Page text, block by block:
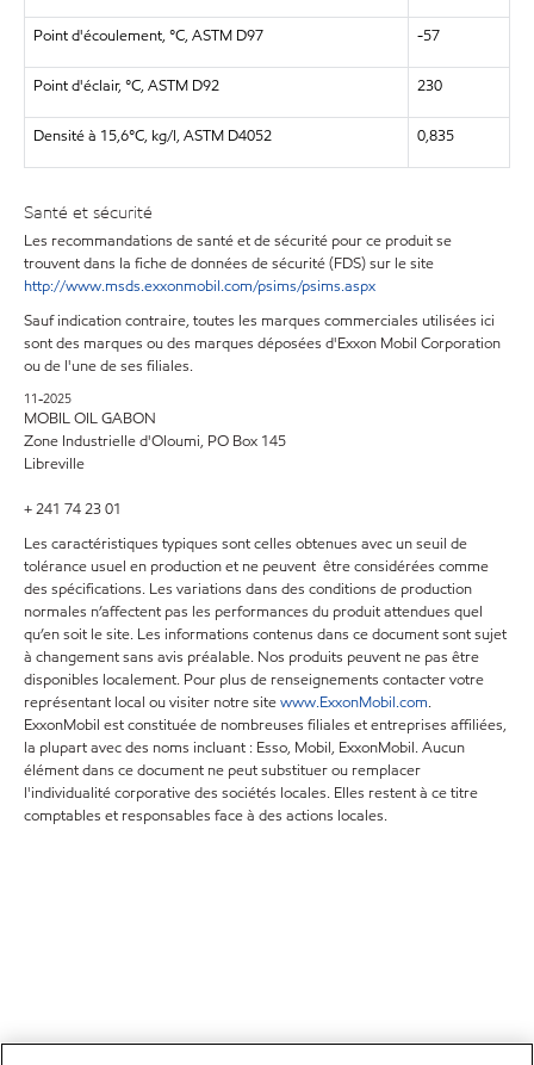
Point d'écoulement, °C, ASTM D97 -57
Point d'éclair, °C, ASTM D92 230
Densité à 15,6°C, kg/l, ASTM D4052 0,835
Santé et sécurité
Les recommandations de santé et de sécurité pour ce produit se
trouvent dans la fiche de données de sécurité (FDS) sur le site
http://www.msds.exxonmobil.com/psims/psims.aspx
Sauf indication contraire, toutes les marques commerciales utilisées ici
sont des marques ou des marques déposées d'Exxon Mobil Corporation
ou de l'une de ses filiales.
11-2025
MOBIL OIL GABON
Zone Industrielle d'Oloumi, PO Box 145
Libreville
+ 241 74 23 01
Les caractéristiques typiques sont celles obtenues avec un seuil de
tolérance usuel en production et ne peuvent être considérées comme
des spécifications. Les variations dans des conditions de production
normales n’affectent pas les performances du produit attendues quel
qu’en soit le site. Les informations contenus dans ce document sont sujet
à changement sans avis préalable. Nos produits peuvent ne pas être
disponibles localement. Pour plus de renseignements contacter votre
représentant local ou visiter notre sitewww.ExxonMobil.com.
ExxonMobil est constituée de nombreuses filiales et entreprises affiliées,
la plupart avec des noms incluant : Esso, Mobil, ExxonMobil. Aucun
élément dans ce document ne peut substituer ou remplacer
l'individualité corporative des sociétés locales. Elles restent à ce titre
comptables et responsables face à des actions locales.